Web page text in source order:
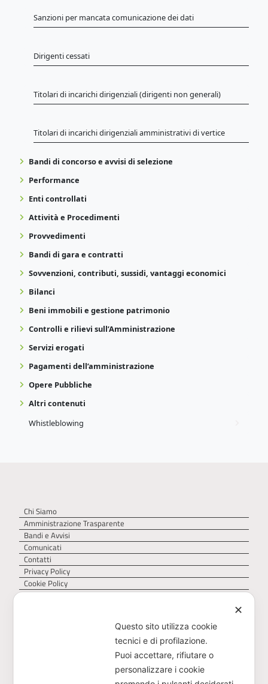
Sanzioni per mancata comunicazione dei dati
Dirigenti cessati
Titolari di incarichi dirigenziali (dirigenti non generali)
Titolari di incarichi dirigenziali amministrativi di vertice
Bandi di concorso e avvisi di selezione
Performance
Enti controllati
Attività e Procedimenti
Provvedimenti
Bandi di gara e contratti
Sovvenzioni, contributi, sussidi, vantaggi economici
Bilanci
Beni immobili e gestione patrimonio
Controlli e rilievi sull’Amministrazione
Servizi erogati
Pagamenti dell’amministrazione
Opere Pubbliche
Altri contenuti
Whistleblowing
Chi Siamo
Amministrazione Trasparente
Bandi e Avvisi
Comunicati
Contatti
Privacy Policy
Cookie Policy
✕
Questo sito utilizza cookie
tecnici e di profilazione.
Puoi accettare, rifiutare o
personalizzare i cookie